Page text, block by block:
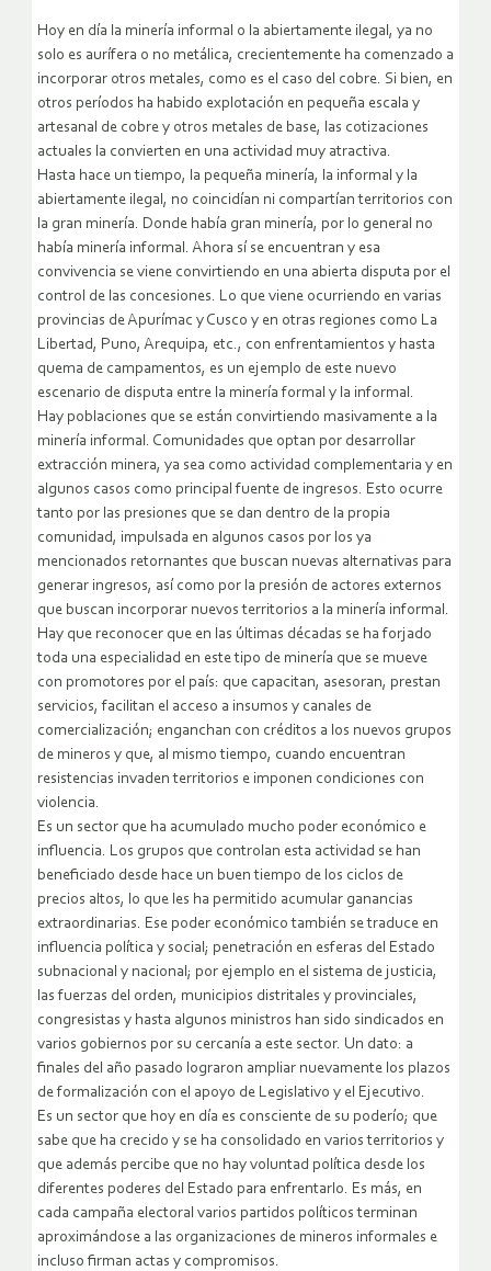
Hoy en día la minería informal o la abiertamente ilegal, ya no
solo es aurífera o no metálica, crecientemente ha comenzado a
incorporar otros metales, como es el caso del cobre. Si bien, en
otros períodos ha habido explotación en pequeña escala y
artesanal de cobre y otros metales de base, las cotizaciones
actuales la convierten en una actividad muy atractiva.
Hasta hace un tiempo, la pequeña minería, la informal y la
abiertamente ilegal, no coincidían ni compartían territorios con
la gran minería. Donde había gran minería, por lo general no
había minería informal. Ahora sí se encuentran y esa
convivencia se viene convirtiendo en una abierta disputa por el
control de las concesiones. Lo que viene ocurriendo en varias
provincias de Apurímac y Cusco y en otras regiones como La
Libertad, Puno, Arequipa, etc., con enfrentamientos y hasta
quema de campamentos, es un ejemplo de este nuevo
escenario de disputa entre la minería formal y la informal.
Hay poblaciones que se están convirtiendo masivamente a la
minería informal. Comunidades que optan por desarrollar
extracción minera, ya sea como actividad complementaria y en
algunos casos como principal fuente de ingresos. Esto ocurre
tanto por las presiones que se dan dentro de la propia
comunidad, impulsada en algunos casos por los ya
mencionados retornantes que buscan nuevas alternativas para
generar ingresos, así como por la presión de actores externos
que buscan incorporar nuevos territorios a la minería informal.
Hay que reconocer que en las últimas décadas se ha forjado
toda una especialidad en este tipo de minería que se mueve
con promotores por el país: que capacitan, asesoran, prestan
servicios, facilitan el acceso a insumos y canales de
comercialización; enganchan con créditos a los nuevos grupos
de mineros y que, al mismo tiempo, cuando encuentran
resistencias invaden territorios e imponen condiciones con
violencia.
Es un sector que ha acumulado mucho poder económico e
influencia. Los grupos que controlan esta actividad se han
beneficiado desde hace un buen tiempo de los ciclos de
precios altos, lo que les ha permitido acumular ganancias
extraordinarias. Ese poder económico también se traduce en
influencia política y social; penetración en esferas del Estado
subnacional y nacional; por ejemplo en el sistema de justicia,
las fuerzas del orden, municipios distritales y provinciales,
congresistas y hasta algunos ministros han sido sindicados en
varios gobiernos por su cercanía a este sector. Un dato: a
finales del año pasado lograron ampliar nuevamente los plazos
de formalización con el apoyo de Legislativo y el Ejecutivo.
Es un sector que hoy en día es consciente de su poderío; que
sabe que ha crecido y se ha consolidado en varios territorios y
que además percibe que no hay voluntad política desde los
diferentes poderes del Estado para enfrentarlo. Es más, en
cada campaña electoral varios partidos políticos terminan
aproximándose a las organizaciones de mineros informales e
incluso firman actas y compromisos.